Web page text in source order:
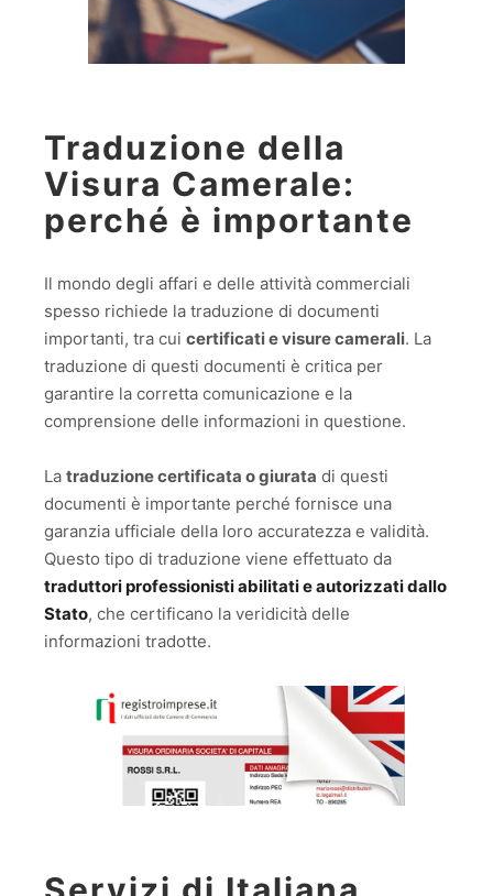
Traduzione della
Visura Camerale:
perché è importante
Il mondo degli affari e delle attività commerciali
spesso richiede la traduzione di documenti
importanti, tra cui certificati e visure camerali. La
traduzione di questi documenti è critica per
garantire la corretta comunicazione e la
comprensione delle informazioni in questione.
La traduzione certificata o giurata di questi
documenti è importante perché fornisce una
garanzia ufficiale della loro accuratezza e validità.
Questo tipo di traduzione viene effettuato da
traduttori professionisti abilitati e autorizzati dallo
Stato, che certificano la veridicità delle
informazioni tradotte.